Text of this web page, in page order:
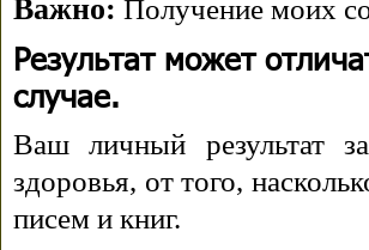
Важно: Получение моих
Результат может
случае.
Ваш личный результат
здоровья, от того,
писем и книг.